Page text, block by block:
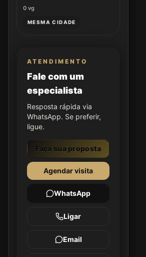
0 vg
MESMA CIDADE
ATENDIMENTO
Fale com um
especialista
Resposta rápida via
WhatsApp. Se preferir,
ligue.
Faça sua proposta
Agendar visita
WhatsApp
Ligar
Email